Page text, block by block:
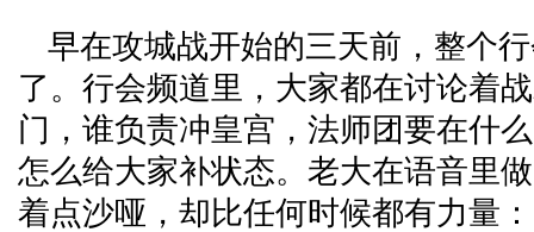
早在攻城战开始的三天前，整个
了。行会频道里，大家都在讨论着
门，谁负责冲皇宫，法师团要在什
怎么给大家补状态。老大在语音里
着点沙哑，却比任何时候都有力量